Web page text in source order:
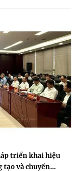
triển khai hiệu
tạo và chuyển...